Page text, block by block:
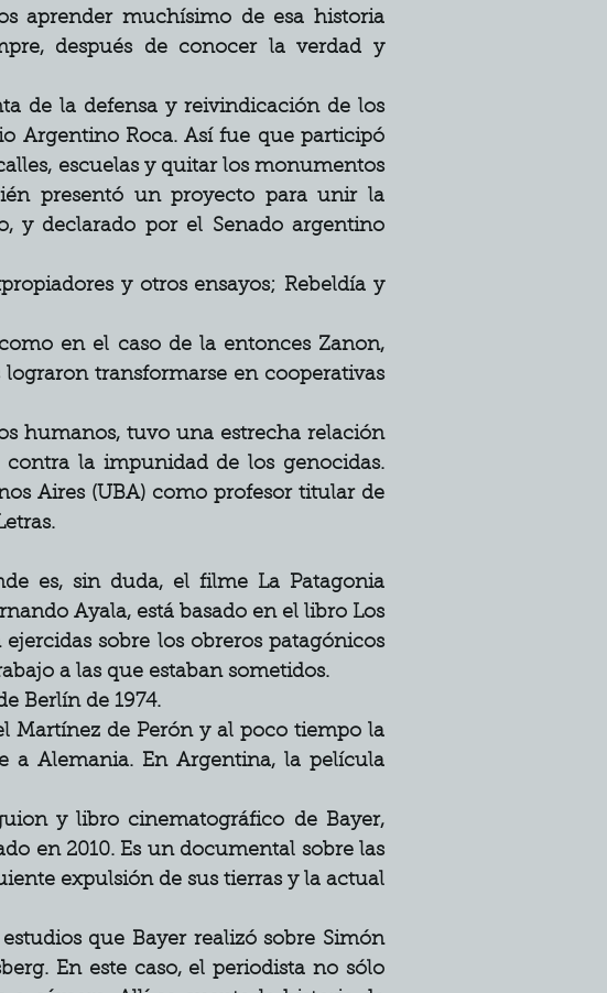
aprender muchísimo de esa historia
después de conocer la verdad y
de la defensa y reivindicación de los
Argentino Roca. Así fue que participó
escuelas y quitar los monumentos
presentó un proyecto para unir la
y declarado por el Senado argentino
y otros ensayos; Rebeldía y
en el caso de la entonces Zanon,
lograron transformarse en cooperativas
humanos, tuvo una estrecha relación
la impunidad de los genocidas.
Aires (UBA) como profesor titular de
es, sin duda, el filme La Patagonia
Ayala, está basado en el libro Los
sobre los obreros patagónicos
a las que estaban sometidos.
Berlín de 1974.
Martínez de Perón y al poco tiempo la
a Alemania. En Argentina, la película
y libro cinematográfico de Bayer,
en 2010. Es un documental sobre las
expulsión de sus tierras y la actual
que Bayer realizó sobre Simón
En este caso, el periodista no sólo